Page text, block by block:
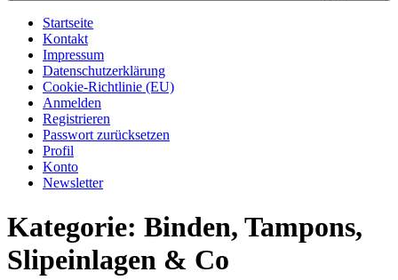
Startseite
Kontakt
Impressum
Datenschutzerklärung
Cookie-Richtlinie (EU)
Anmelden
Registrieren
Passwort zurücksetzen
Profil
Konto
Newsletter
Kategorie: Binden, Tampons,
Slipeinlagen & Co